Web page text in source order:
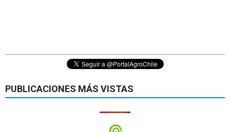
PUBLICACIONES MÁS VISTAS